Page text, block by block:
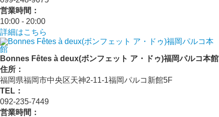
営業時間：
10:00 ‐ 20:00
詳細はこちら
Bonnes Fêtes à deux(ボンフェット ア・ドゥ)福岡パルコ本館
住所：
福岡県福岡市中央区天神2-11-1福岡パルコ新館5F
TEL：
092-235-7449
営業時間：